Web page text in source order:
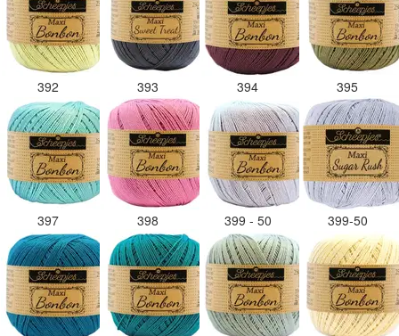
392 393 394 395
397 398 399 - 50 399-50